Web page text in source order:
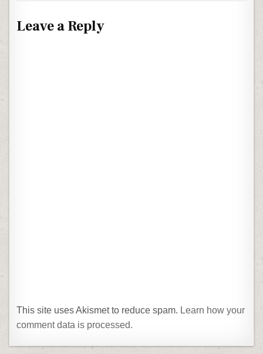
Leave a Reply
This site uses Akismet to reduce spam. Learn how your
comment data is processed.